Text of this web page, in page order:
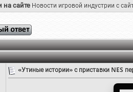
на сайтеНовости игровой индустрии с
«Утиные истории» с приставки NES